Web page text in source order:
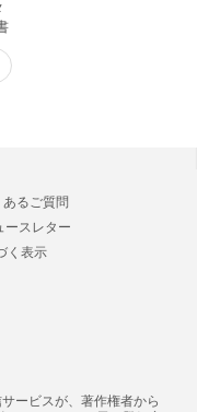
あるご質問
ースレター
く表示
ービスが、著作権者から